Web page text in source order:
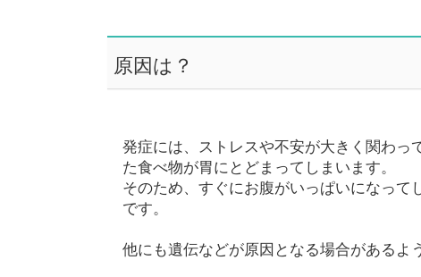
原因は？
発症には、ストレスや不安が大きく関わっ
た食べ物が胃にとどまってしまいます。
そのため、すぐにお腹がいっぱいになっ
です。
他にも遺伝などが原因となる場合があるよ